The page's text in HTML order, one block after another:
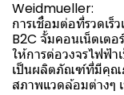
Weidmueller:
การเชื่อมต่อที่รวดเร็
B2C จั้มคอนเน็ตเต
ให้การต่อวงจรไฟฟ้า
เป็นผลิตภัณฑ์ที่มีคุณ
สภาพแวดล้อมต่างๆ